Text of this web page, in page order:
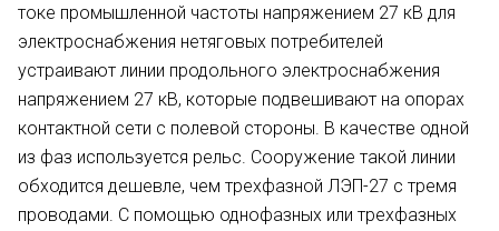
токе промыш­ленной частоты напряжением 27 кВ для
электроснабжения нетяговых потребителей
устраивают линии продольного электроснабжения
напряжением 27 кВ, которые подвеши­вают на опорах
контактной сети с полевой стороны. В качестве одной
из фаз используется рельс. Сооруже­ние такой линии
обходится дешевле, чем трехфазной ЛЭП-27 с тремя
проводами. С помощью однофаз­ных или трехфазных